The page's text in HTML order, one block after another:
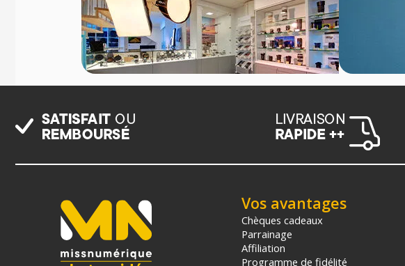
Vos avantages
Chèques cadeaux
Parrainage
Affiliation
Programme de fidélité